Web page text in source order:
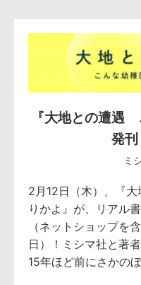
『大地との遭遇
発刊
ミ
2月12日（木）、『
りかよ』が、リアル
（ネットショップを
日）！ミシマ社と著
15年ほど前にさかのぼ